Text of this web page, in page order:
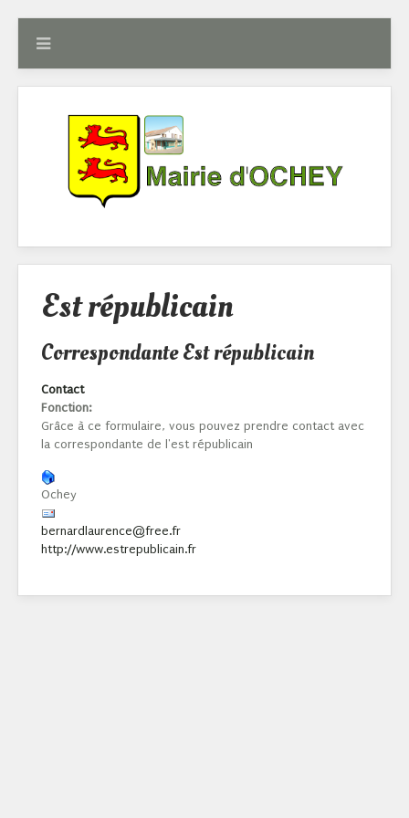
Est républicain
Correspondante Est républicain
Contact
Fonction:
Grâce à ce formulaire, vous pouvez prendre contact avec
la correspondante de l'est républicain
Ochey
bernardlaurence@free.fr
http://www.estrepublicain.fr